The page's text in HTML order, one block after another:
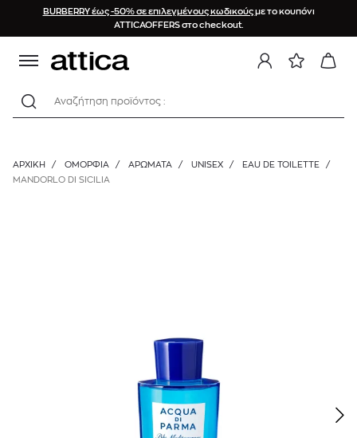
BURBERRY έως -50% σε επιλεγμένους κωδικούςμε το κουπόνι
ATTICAOFFERS στο checkout.
Αναζήτηση προϊόντος :
ΑΡΧΙΚΉ / ΟΜΟΡΦΙΑ / ΑΡΩΜΑΤΑ / UNISEX / EAU DE TOILETTE
/
MANDORLO DI SICILIA